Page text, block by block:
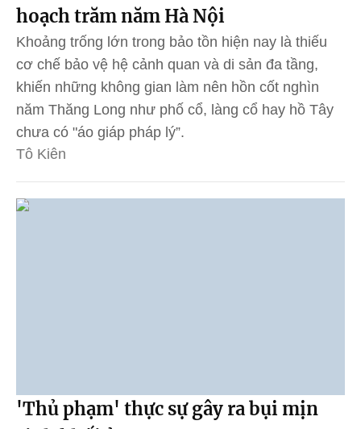
hoạch trăm năm Hà Nội
Khoảng trống lớn trong bảo tồn hiện nay là thiếu
cơ chế bảo vệ hệ cảnh quan và di sản đa tầng,
khiến những không gian làm nên hồn cốt nghìn
năm Thăng Long như phố cổ, làng cổ hay hồ Tây
chưa có "áo giáp pháp lý”.
Tô Kiên
'Thủ phạm' thực sự gây ra bụi mịn